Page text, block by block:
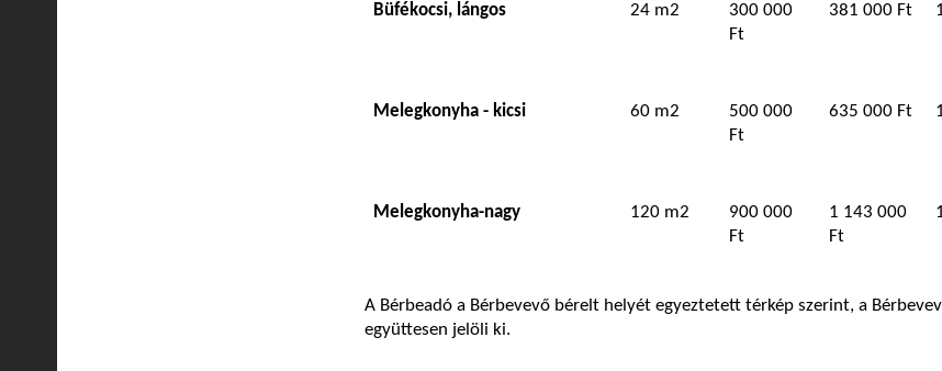
Büfékocsi, lángos 24 m2
300 000
Ft
381 000 Ft
Melegkonyha - kicsi 60 m2
500 000
Ft
635 000 Ft
Melegkonyha-nagy 120 m2
900 000
Ft
1 143 000
Ft
A Bérbeadó a Bérbevevő bérelt helyét egyeztetett térkép szerint, a
együttesen jelöli ki.